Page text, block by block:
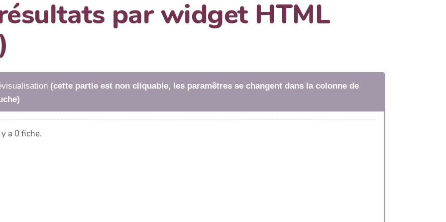
par widget HTML
(cette partie est non cliquable, les paramêtres se changent dans la colonne de